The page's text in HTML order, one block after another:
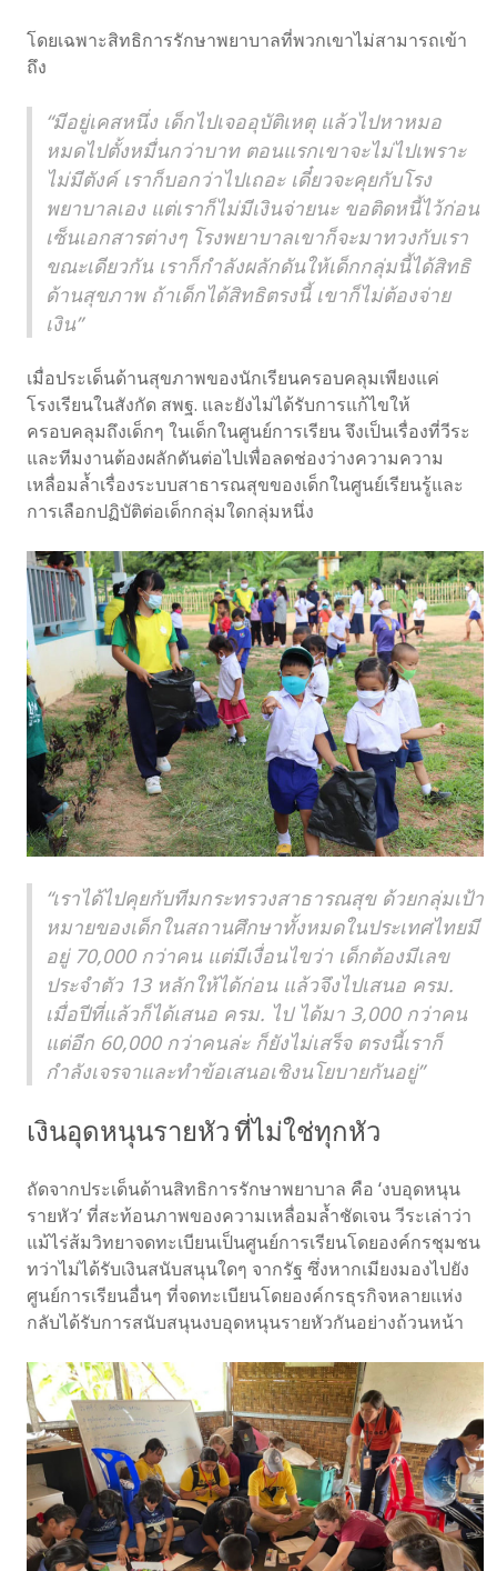
โดยเฉพาะสิทธิการรักษาพยาบาลที่พวกเขาไม่สามารถเข้า
ถึง
“มีอยู่เคสหนึ่ง เด็กไปเจออุบัติเหตุ แล้วไปหาหมอ
หมดไปตั้งหมื่นกว่าบาท ตอนแรกเขาจะไม่ไปเพราะ
ไม่มีตังค์ เราก็บอกว่าไปเถอะ เดี๋ยวจะคุยกับโรง
พยาบาลเอง แต่เราก็ไม่มีเงินจ่ายนะ ขอติดหนี้ไว้ก่อน
เซ็นเอกสารต่างๆ โรงพยาบาลเขาก็จะมาทวงกับเรา
ขณะเดียวกัน เราก็กำลังผลักดันให้เด็กกลุ่มนี้ได้สิทธิ
ด้านสุขภาพ ถ้าเด็กได้สิทธิตรงนี้ เขาก็ไม่ต้องจ่าย
เงิน”
เมื่อประเด็นด้านสุขภาพของนักเรียนครอบคลุมเพียงแค่
โรงเรียนในสังกัด สพฐ. และยังไม่ได้รับการแก้ไขให้
ครอบคลุมถึงเด็กๆ ในเด็กในศูนย์การเรียน จึงเป็นเรื่องที่วีระ
และทีมงานต้องผลักดันต่อไปเพื่อลดช่องว่างความความ
เหลื่อมล้ำเรื่องระบบสาธารณสุขของเด็กในศูนย์เรียนรู้และ
การเลือกปฏิบัติต่อเด็กกลุ่มใดกลุ่มหนึ่ง
“เราได้ไปคุยกับทีมกระทรวงสาธารณสุข ด้วยกลุ่มเป้า
หมายของเด็กในสถานศึกษาทั้งหมดในประเทศไทยมี
อยู่ 70,000 กว่าคน แต่มีเงื่อนไขว่า เด็กต้องมีเลข
ประจำตัว 13 หลักให้ได้ก่อน แล้วจึงไปเสนอ ครม.
เมื่อปีที่แล้วก็ได้เสนอ ครม. ไป ได้มา 3,000 กว่าคน
แต่อีก 60,000 กว่าคนล่ะ ก็ยังไม่เสร็จ ตรงนี้เราก็
กำลังเจรจาและทำข้อเสนอเชิงนโยบายกันอยู่”
เงินอุดหนุนรายหัว ที่ไม่ใช่ทุกหัว
ถัดจากประเด็นด้านสิทธิการรักษาพยาบาล คือ ‘งบอุดหนุน
รายหัว’ ที่สะท้อนภาพของความเหลื่อมล้ำชัดเจน วีระเล่าว่า
แม้ไร่ส้มวิทยาจดทะเบียนเป็นศูนย์การเรียนโดยองค์กรชุมชน
ทว่าไม่ได้รับเงินสนับสนุนใดๆ จากรัฐ ซึ่งหากเมียงมองไปยัง
ศูนย์การเรียนอื่นๆ ที่จดทะเบียนโดยองค์กรธุรกิจหลายแห่ง
กลับได้รับการสนับสนุนงบอุดหนุนรายหัวกันอย่างถ้วนหน้า